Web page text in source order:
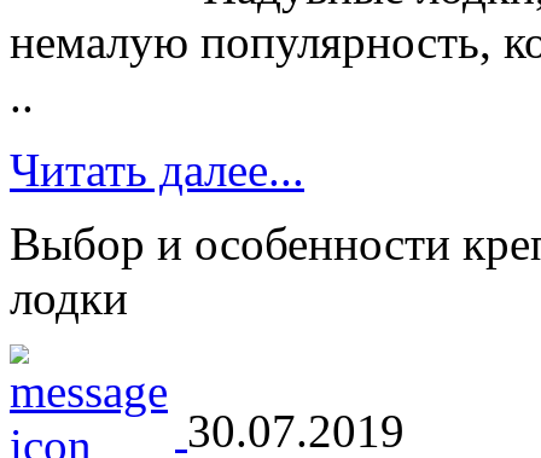
немалую популярность,
..
Читать далее...
Выбор и особенности
лодки
30.07.2019